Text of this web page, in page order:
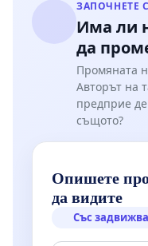
ЗАПОЧНЕТЕ
Има ли
да
Промяната
Авторът на
предприе
същото?
Опишете
да видите
Със